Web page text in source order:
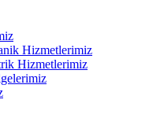
Hizmetlerimiz
Hizmetlerimiz